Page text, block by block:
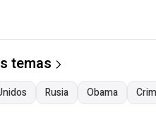
temas
Rusia Obama